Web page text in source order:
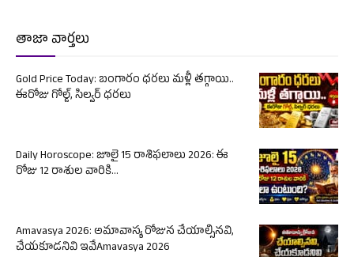
తాజా వార్తలు
Gold Price Today: బంగారం ధరలు మళ్లీ తగ్గాయి..
ఈరోజు గోల్డ్, సిల్వర్ ధరలు
Daily Horoscope: జూలై 15 రాశిఫలాలు 2026: ఈ
రోజు 12 రాశుల వారికి...
Amavasya 2026: అమావాస్య రోజున చేయాల్సినవి,
చేయకూడనివి ఇవేAmavasya 2026